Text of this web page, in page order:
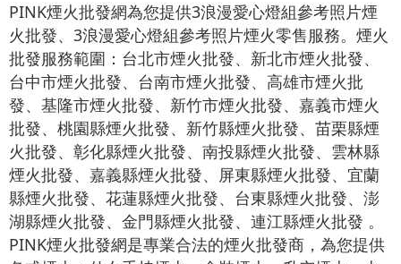
PINK煙火批發網為您提供3浪漫愛心燈組參考照片煙
火批發、3浪漫愛心燈組參考照片煙火零售服務。煙火
批發服務範圍：台北市煙火批發、新北市煙火批發、
台中市煙火批發、台南市煙火批發、高雄市煙火批
發、基隆市煙火批發、新竹市煙火批發、嘉義市煙火
批發、桃園縣煙火批發、新竹縣煙火批發、苗栗縣煙
火批發、彰化縣煙火批發、南投縣煙火批發、雲林縣
煙火批發、嘉義縣煙火批發、屏東縣煙火批發、宜蘭
縣煙火批發、花蓮縣煙火批發、台東縣煙火批發、澎
湖縣煙火批發、金門縣煙火批發、連江縣煙火批發 。
PINK煙火批發網是專業合法的煙火批發商，為您提供